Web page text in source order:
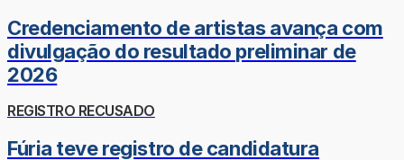
Credenciamento de artistas avança com
divulgação do resultado preliminar de
2026
REGISTRO RECUSADO
Fúria teve registro de candidatura